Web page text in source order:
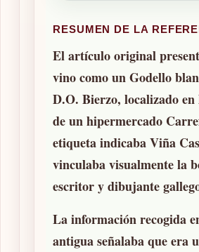
RESUMEN DE LA
El artículo original
vino como unGodello
D.O. Bierzo, localizado en
de un hipermercado
etiqueta indicabaViña
vinculaba visualmente la
escritor y dibujante
La información recogida
antigua señalaba que era